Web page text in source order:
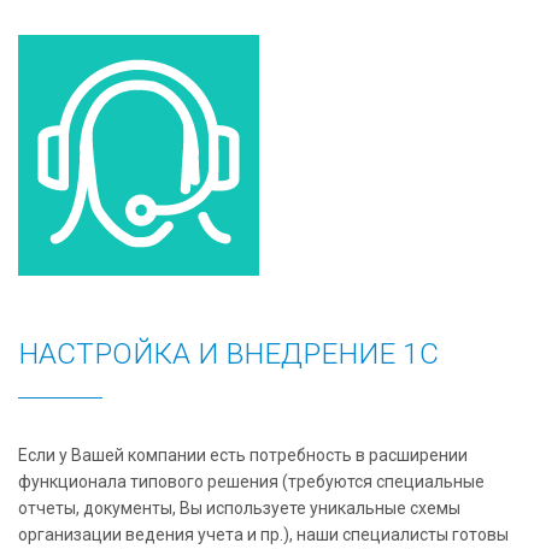
НАСТРОЙКА И ВНЕДРЕНИЕ 1С
Если у Вашей компании есть потребность в расширении
функционала типового решения (требуются специальные
отчеты, документы, Вы используете уникальные схемы
организации ведения учета и пр.), наши специалисты готовы